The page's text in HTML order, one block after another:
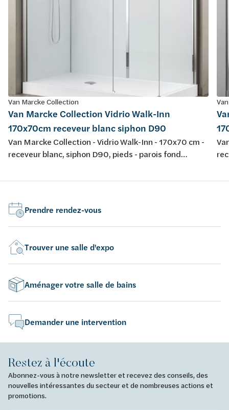
Van Marcke Collection
Van Marcke Collection Vidrio Walk-Inn
170x70cm receveur blanc siphon D90
Van Marcke Collection - Vidrio Walk-Inn - 170x70 cm -
receveur blanc, siphon D90, pieds - parois fond
- H195cm - mitigeur therm, douchette, pomme
Prendre rendez-vous
Trouver une salle d'expo
Aménager votre salle de bains
Demander une intervention
Restez à l'écoute
Abonnez-vous à notre newsletter et recevez des conseils, des
nouvelles intéressantes du secteur et de nombreuses actions et
promotions.